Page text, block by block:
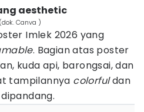
aesthetic
Canva )
Imlek 2026 yang
. Bagian atas poster
kuda api, barongsai, dan
tampilannya colorfuldan